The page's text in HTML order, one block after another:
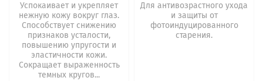
Успокаивает и укрепляет
нежную кожу вокруг глаз.
Способствует снижению
признаков усталости,
повышению упругости и
эластичности кожи.
Сокращает выраженность
темных кругов...
Для антивозрастного ухода
и защиты от
фотоиндуцированного
старения.